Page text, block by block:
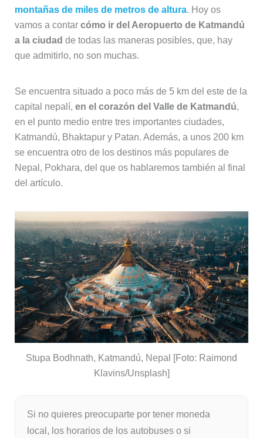
montañas de miles de metros de altura. Hoy os
vamos a contar cómo ir del Aeropuerto de Katmandú
a la ciudad de todas las maneras posibles, que, hay
que admitirlo, no son muchas.
Se encuentra situado a poco más de 5 km del este de la
capital nepalí, en el corazón del Valle de Katmandú,
en el punto medio entre tres importantes ciudades,
Katmandú, Bhaktapur y Patan. Además, a unos 200 km
se encuentra otro de los destinos más populares de
Nepal, Pokhara, del que os hablaremos también al final
del artículo.
Stupa Bodhnath, Katmandú, Nepal [Foto: Raimond
Klavins/Unsplash]
Si no quieres preocuparte por tener moneda
local, los horarios de los autobuses o si